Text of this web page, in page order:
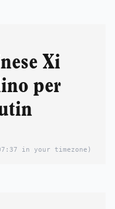
Xi
per
in your timezone)